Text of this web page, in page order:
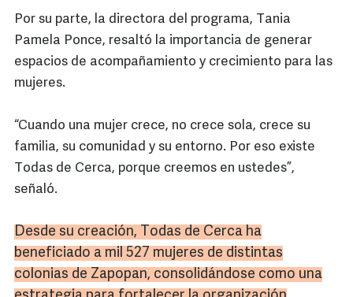
Por su parte, la directora del programa, Tania
Pamela Ponce, resaltó la importancia de generar
espacios de acompañamiento y crecimiento para las
mujeres.
“Cuando una mujer crece, no crece sola, crece su
familia, su comunidad y su entorno. Por eso existe
Todas de Cerca, porque creemos en ustedes”,
señaló.
Desde su creación, Todas de Cerca ha
beneficiado a mil 527 mujeres de distintas
colonias de Zapopan, consolidándose como una